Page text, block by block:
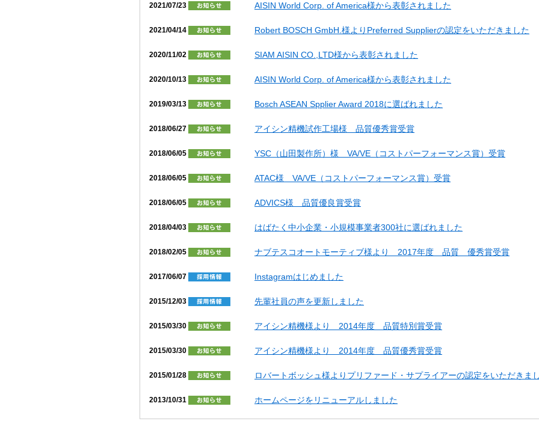
2021/07/23 AISIN World Corp. of America様から表彰されました
2021/04/14 Robert BOSCH GmbH.様よりPreferred Supplierの認定をいただきました
2020/11/02 SIAM AISIN CO.,LTD様から表彰されました
2020/10/13 AISIN World Corp. of America様から表彰されました
2019/03/13 Bosch ASEAN Spplier Award 2018に選ばれました
2018/06/27 アイシン精機試作工場様 品質優秀賞受賞
2018/06/05 YSC（山田製作所）様 VA/VE（コストパーフォーマンス賞）受賞
2018/06/05 ATAC様 VA/VE（コストパーフォーマンス賞）受賞
2018/06/05 ADVICS様 品質優良賞受賞
2018/04/03 はばたく中小企業・小規模事業者300社に選ばれました
2018/02/05 ナブテスコオートモーティブ様より 2017年度 品質 優秀賞受賞
2017/06/07 Instagramはじめました
2015/12/03 先輩社員の声を更新しました
2015/03/30 アイシン精機様より 2014年度 品質特別賞受賞
2015/03/30 アイシン精機様より 2014年度 品質優秀賞受賞
2015/01/28 ロバートボッシュ様よりプリファード・サプライアーの認定をいただきま
2013/10/31 ホームページをリニューアルしました